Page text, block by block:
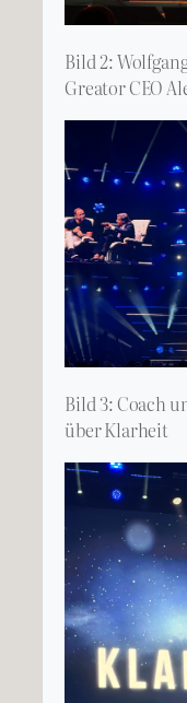
Bild 2:
Greator CEO
Bild 3: Coach
über Klarheit